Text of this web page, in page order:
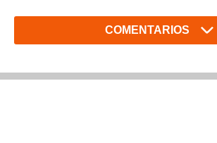
COMENTARIOS